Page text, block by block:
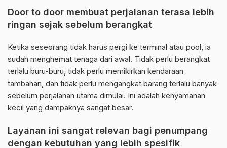
Door to door membuat perjalanan terasa lebih
ringan sejak sebelum berangkat
Ketika seseorang tidak harus pergi ke terminal atau pool, ia
sudah menghemat tenaga dari awal. Tidak perlu berangkat
terlalu buru-buru, tidak perlu memikirkan kendaraan
tambahan, dan tidak perlu mengangkat barang terlalu banyak
sebelum perjalanan utama dimulai. Ini adalah kenyamanan
kecil yang dampaknya sangat besar.
Layanan ini sangat relevan bagi penumpang
dengan kebutuhan yang lebih spesifik